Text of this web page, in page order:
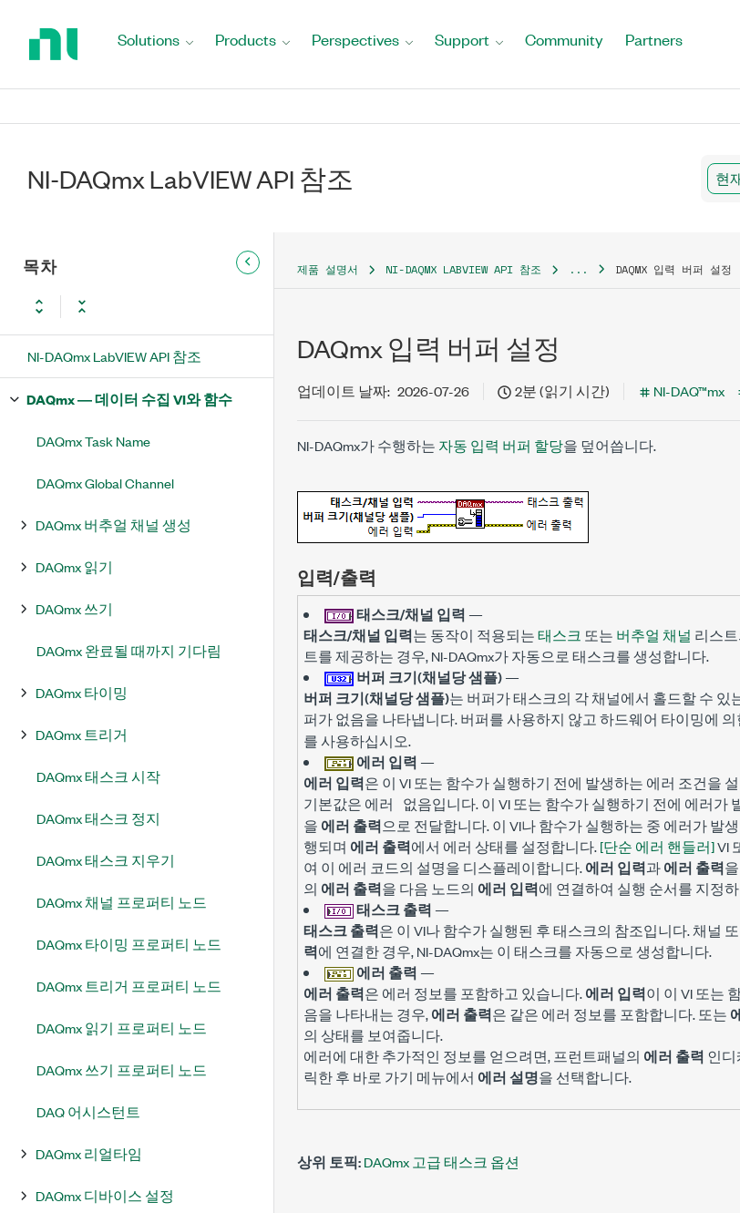
Solutions Products Perspectives Support Community Partners
NI-DAQmx LabVIEW API 참조 현
목차
NI-DAQmx LabVIEW API 참조
DAQmx ― 데이터 수집 VI와 함수
DAQmx Task Name
DAQmx Global Channel
DAQmx 버추얼 채널 생성
DAQmx 읽기
DAQmx 쓰기
DAQmx 완료될 때까지 기다림
DAQmx 타이밍
DAQmx 트리거
DAQmx 태스크 시작
DAQmx 태스크 정지
DAQmx 태스크 지우기
DAQmx 채널 프로퍼티 노드
DAQmx 타이밍 프로퍼티 노드
DAQmx 트리거 프로퍼티 노드
DAQmx 읽기 프로퍼티 노드
DAQmx 쓰기 프로퍼티 노드
DAQ 어시스턴트
DAQmx 리얼타임
DAQmx 디바이스 설정
제품 설명서 NI-DAQMX LABVIEW API 참조 ... DAQMX 입력 버퍼 설정
DAQmx 입력 버퍼 설정
업데이트 날짜: 2026-07-26 2분 (읽기 시간) NI-DAQ™mx
NI-DAQmx가 수행하는 자동 입력 버퍼 할당을 덮어씁니다.
입력/출력
태스크/채널 입력 —
태스크/채널 입력는 동작이 적용되는태스크 또는 버추얼 채널 리스
트를 제공하는 경우, NI-DAQmx가 자동으로 태스크를 생성합니다.
버퍼 크기(채널당 샘플)—
버퍼 크기(채널당 샘플)는 버퍼가 태스크의 각 채널에서 홀드할 수 있
퍼가 없음을 나타냅니다. 버퍼를 사용하지 않고 하드웨어 타이밍에
를 사용하십시오.
에러 입력 —
에러 입력은 이 VI 또는 함수가 실행하기 전에 발생하는 에러 조건을
기본값은 에러 없음입니다. 이 VI 또는 함수가 실행하기 전에 에러가
을 에러 출력으로 전달합니다. 이 VI나 함수가 실행하는 중 에러가 발
행되며 에러 출력에서 에러 상태를 설정합니다.[단순 에러 핸들러]VI
여 이 에러 코드의 설명을 디스플레이합니다.에러 입력과에러 출력
의 에러 출력을 다음 노드의 에러 입력에 연결하여 실행 순서를 지정
태스크 출력 —
태스크 출력은 이 VI나 함수가 실행된 후 태스크의 참조입니다. 채널
력에 연결한 경우, NI-DAQmx는 이 태스크를 자동으로 생성합니다.
에러 출력 —
에러 출력은 에러 정보를 포함하고 있습니다.에러 입력이 이 VI 또는
음을 나타내는 경우,에러 출력은 같은 에러 정보를 포함합니다. 또는
의 상태를 보여줍니다.
에러에 대한 추가적인 정보를 얻으려면, 프런트패널의 에러 출력 인
릭한 후 바로 가기 메뉴에서 에러 설명을 선택합니다.
상위 토픽:DAQmx 고급 태스크 옵션